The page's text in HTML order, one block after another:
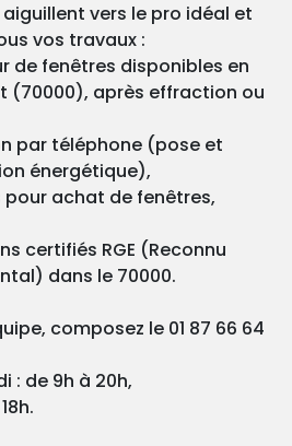
vers le pro idéal et
vos travaux :
de fenêtres disponibles en
(70000), après effraction ou
par téléphone (pose et
énergétique),
achat de fenêtres,
certifiés RGE (Reconnu
dans le 70000.
composez le 01 87 66 64
: de 9h à 20h,